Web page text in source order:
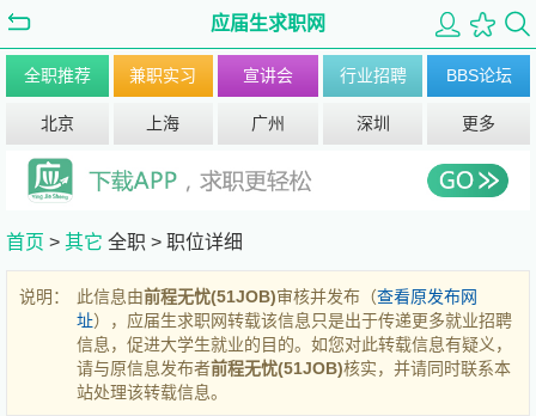
应届生求职网
全职推荐 兼职实习 宣讲会 行业招聘 BBS论坛
北京 上海 广州 深圳 更多
首页 > 其它 全职 > 职位详细
说明： 此信息由前程无忧(51JOB)审核并发布（查看原发布网
址），应届生求职网转载该信息只是出于传递更多就业招聘
信息，促进大学生就业的目的。如您对此转载信息有疑义，
请与原信息发布者前程无忧(51JOB)核实，并请同时联系本
站处理该转载信息。